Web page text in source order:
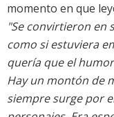
momento en que
"Se convirtieron en
como si estuviera
quería que el
Hay un montón de
siempre surge por